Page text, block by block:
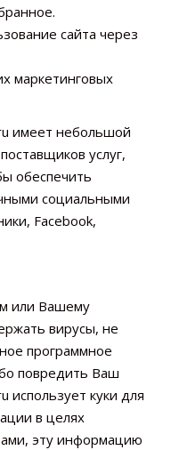
сайта через
маркетинговых
имеет небольшой
услуг,
обеспечить
социальными
Facebook,
или Вашему
вирусы, не
программное
повредить Ваш
использует куки для
в целях
эту информацию